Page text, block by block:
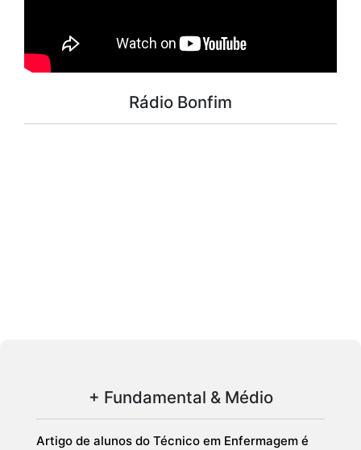
Rádio Bonfim
+ Fundamental & Médio
Artigo de alunos do Técnico em Enfermagem é